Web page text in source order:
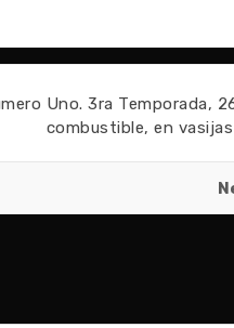
Uno. 3ra Temporada,
combustible, en vasijas